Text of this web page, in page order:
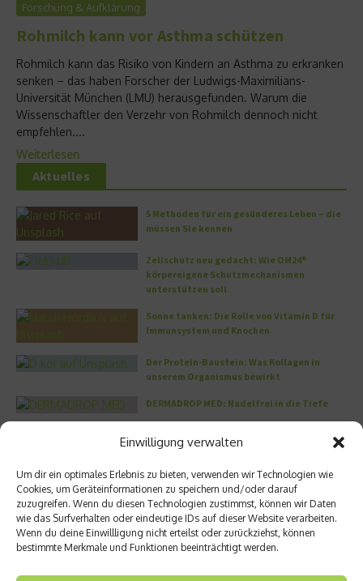
Einwilligung verwalten
Um dir ein optimales Erlebnis zu bieten, verwenden wir Technologien wie
Cookies, um Geräteinformationen zu speichern und/oder darauf
zuzugreifen. Wenn du diesen Technologien zustimmst, können wir Daten
wie das Surfverhalten oder eindeutige IDs auf dieser Website verarbeiten.
Wenn du deine Einwillligung nicht erteilst oder zurückziehst, können
bestimmte Merkmale und Funktionen beeinträchtigt werden.
Forschung & Aufklärung
Rohmilch kann vor Asthma schützen
Rohmilch kann das Risiko von Kindern an Asthma zu erkranken
senken – das haben Forscher der Ludwigs-Maximilians-
Universität München (LMU) herausgefunden. Warum die
Wissenschaftler den Verzehr von Rohmilch dennoch nicht
empfehlen....
Weiterlesen
Aktuelles
5 Methoden für ein gesünderes Leben – die
müssen Sie kennen
Zellschutz neu gedacht: Wie OM24®
körpereigene Schutzmechanismen
unterstützen soll
Sonne tanken: Die Rolle von Vitamin D für
Immunsystem und Knochen
Der Protein-Baustein: Was Kollagen in
unserem Organismus bewirkt
DERMADROP MED: Nadelfrei in die Tiefe
Wo habe ich nur wieder meinen Kopf? – Das
Problem mit dem Gedächtnis